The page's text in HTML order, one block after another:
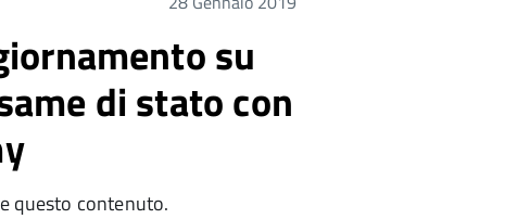
su
di stato con
questo contenuto.